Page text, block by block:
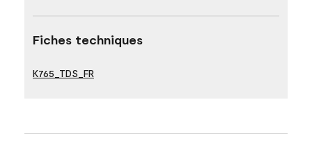
Fiches techniques
K765_TDS_FR